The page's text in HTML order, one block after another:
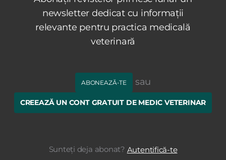
newsletter dedicat cu informații
relevante pentru practica medicală
veterinară
ABONEAZĂ-TE sau
CREEAZĂ UN CONT GRATUIT DE MEDIC VETERINAR
Sunteți deja abonat? Autentifică-te